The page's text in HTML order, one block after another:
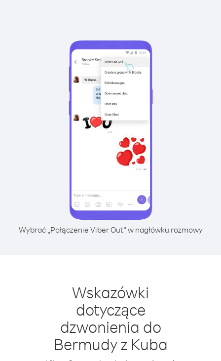
Wybrać „Połączenie Viber Out” w nagłówku rozmowy
Wskazówki
dotyczące
dzwonienia do
Bermudy z Kuba